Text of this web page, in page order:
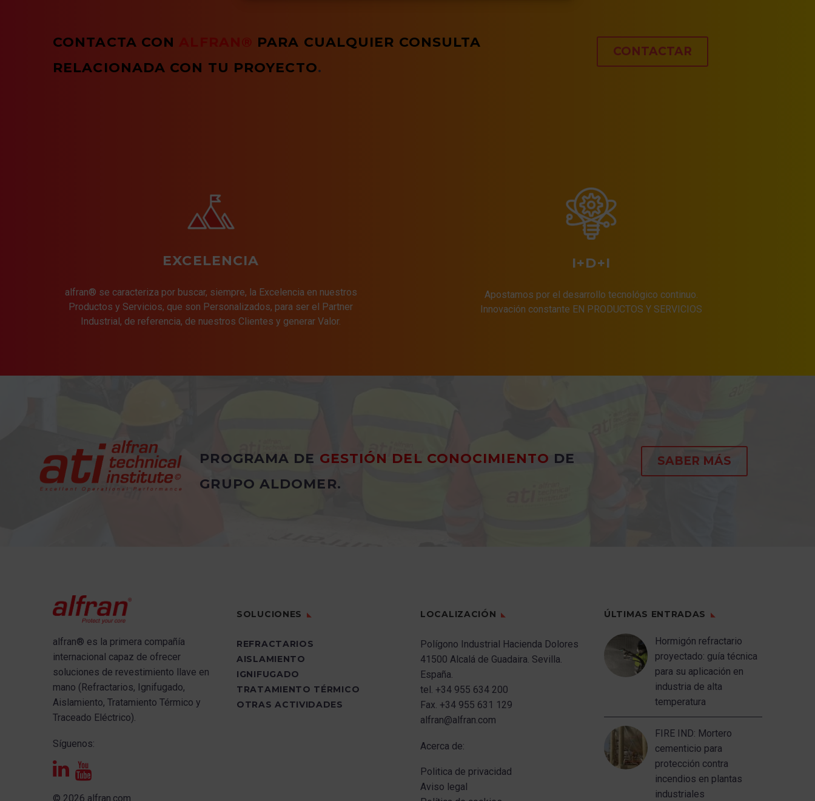
CONTACTA CON ALFRAN® PARA CUALQUIER CONSULTA
RELACIONADA CON TU PROYECTO.
CONTACTAR
EXCELENCIA
alfran® se caracteriza por buscar, siempre, la Excelencia en nuestros
Productos y Servicios, que son Personalizados, para ser el Partner
Industrial, de referencia, de nuestros Clientes y generar Valor.
I+D+I
Apostamos por el desarrollo tecnológico continuo.
Innovación constante EN PRODUCTOS Y SERVICIOS
PROGRAMA DE GESTIÓN DEL CONOCIMIENTO DE
GRUPO ALDOMER.
SABER MÁS
alfran® es la primera compañía
internacional capaz de ofrecer
soluciones de revestimiento llave en
mano (Refractarios, Ignifugado,
Aislamiento, Tratamiento Térmico y
Traceado Eléctrico).
Síguenos:
© 2026 alfran.com
SOLUCIONES
REFRACTARIOS
AISLAMIENTO
IGNIFUGADO
TRATAMIENTO TÉRMICO
OTRAS ACTIVIDADES
LOCALIZACIÓN
Polígono Industrial Hacienda Dolores
41500 Alcalá de Guadaira. Sevilla.
España.
tel. +34 955 634 200
Fax. +34 955 631 129
alfran@alfran.com
Acerca de:
Politica de privacidad
Aviso legal
ÚLTIMAS ENTRADAS
Hormigón refractario
proyectado: guía técnica
para su aplicación en
industria de alta
temperatura
FIRE IND: Mortero
cementicio para
protección contra
incendios en plantas
industriales